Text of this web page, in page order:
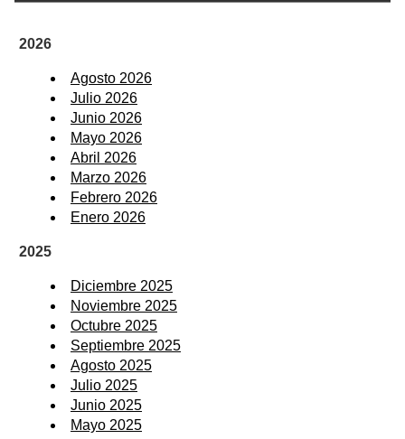
2026
Agosto 2026
Julio 2026
Junio 2026
Mayo 2026
Abril 2026
Marzo 2026
Febrero 2026
Enero 2026
2025
Diciembre 2025
Noviembre 2025
Octubre 2025
Septiembre 2025
Agosto 2025
Julio 2025
Junio 2025
Mayo 2025